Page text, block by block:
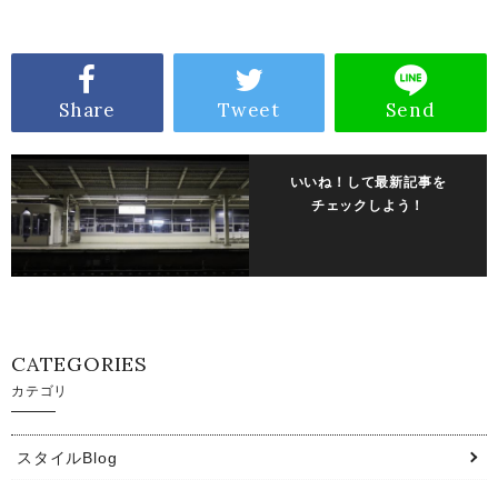
Share Tweet Send
いいね！して最新記事を
チェックしよう！
CATEGORIES
カテゴリ
スタイルBlog